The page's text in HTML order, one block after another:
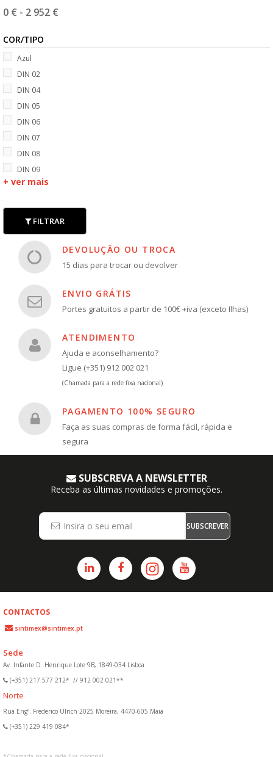
0 € - 2 952 €
COR/TIPO
Azul
DIN 02
DIN 04
DIN 05
DIN 06
DIN 07
DIN 08
DIN 09
+ ver mais
FILTRAR
DEVOLUÇÃO OU TROCA
15 dias para trocar ou devolver
ENVIO GRÁTIS
Portes gratuitos a partir de 100€ +iva (exceto Ilhas)
ATENDIMENTO
Ajuda e aconselhamento?
Ligue (+351) 912 002 021
(Chamada para a rede fixa nacional)
PAGAMENTO 100% SEGURO
Faça as suas compras de forma fácil, rápida e
segura
SUBSCREVA A NEWSLETTER
Receba as últimas novidades e promoções.
SUBSCREVER
CONTACTOS
sintimex@sintimex.pt
Sede
Av. Infante D. Henrique Lote 9B, 1849-034 Lisboa
(+351) 217 577 212* // 912 002 021**
Norte
Rua Engº. Frederico Ulrich 2025 Moreira, 4470-605 Maia
(+351) 229 419 084*